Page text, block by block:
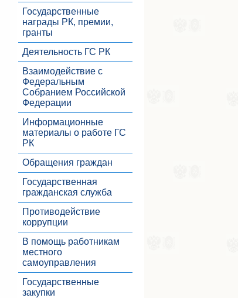
Государственные
награды РК, премии,
гранты
Деятельность ГС РК
Взаимодействие с
Федеральным
Собранием Российской
Федерации
Информационные
материалы о работе ГС
РК
Обращения граждан
Государственная
гражданская служба
Противодействие
коррупции
В помощь работникам
местного
самоуправления
Государственные
закупки